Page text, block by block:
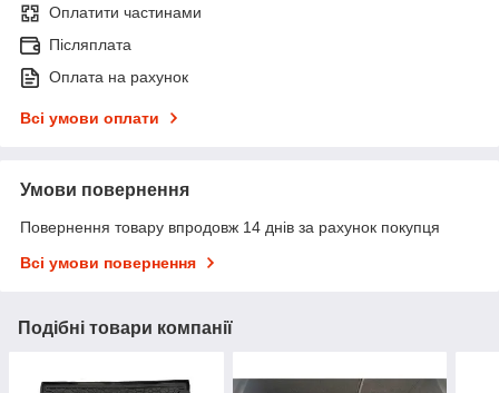
Оплатити частинами
Післяплата
Оплата на рахунок
Всі умови оплати
Умови повернення
Повернення товару впродовж 14 днів за рахунок покупця
Всі умови повернення
Подібні товари компанії